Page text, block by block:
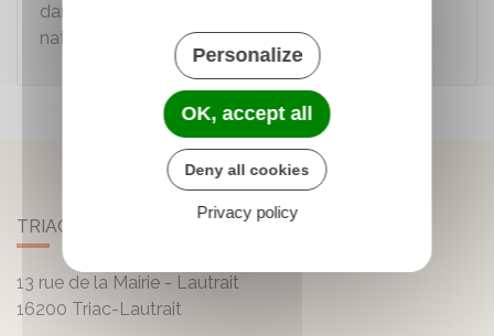
dans la prévention et la gestion des risques
naturels…
TRIAC-LAUTRAIT
13 rue de la Mairie - Lautrait
16200 Triac-Lautrait
Personalize
OK, accept all
Deny all cookies
Privacy policy